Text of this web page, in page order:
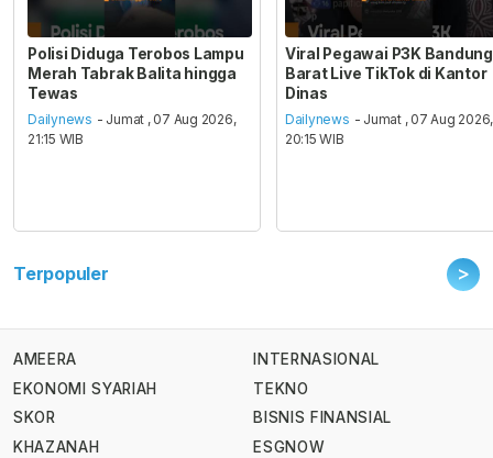
Polisi Diduga Terobos Lampu
Merah Tabrak Balita hingga
Tewas
Dailynews - Jumat , 07 Aug 2026,
21:15 WIB
Viral Pegawai P3K Bandung
Barat Live TikTok di Kantor
Dinas
Dailynews - Jumat , 07 Aug 2026,
20:15 WIB
Terpopuler >
AMEERA
EKONOMI SYARIAH
SKOR
KHAZANAH
INTERNASIONAL
TEKNO
BISNIS FINANSIAL
ESGNOW